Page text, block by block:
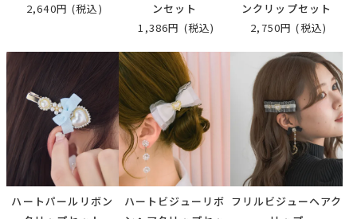
2,640円 (税込)
ンセット
1,386円 (税込)
ンクリップセット
2,750円 (税込)
ハートパールリボン
ハートビジューリボ フリルビジューヘアク